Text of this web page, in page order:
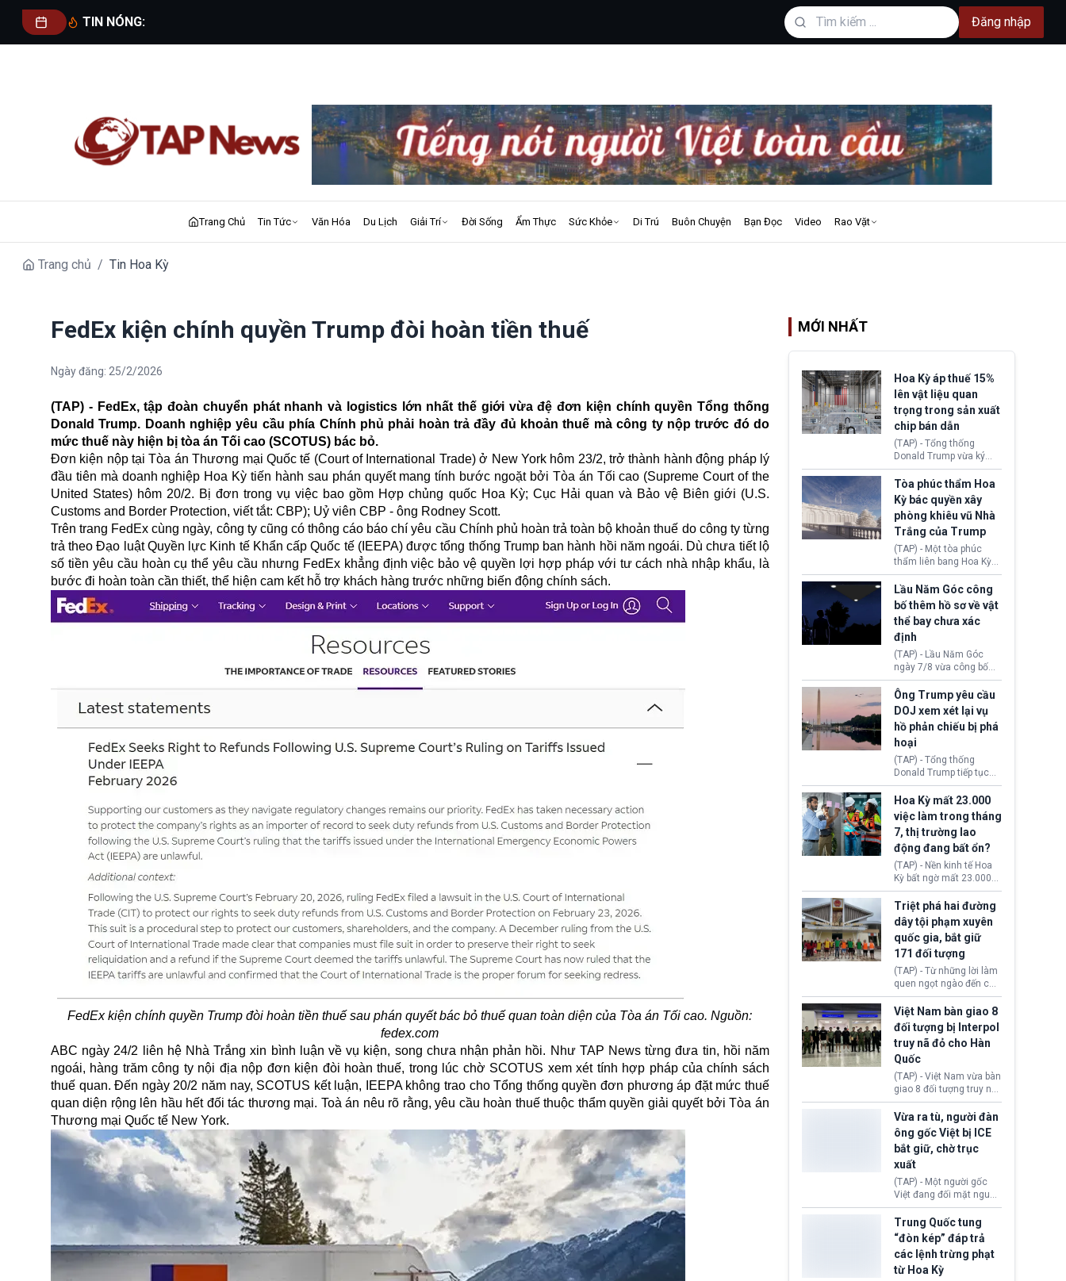
TIN NÓNG: Đăng nhập
Trang Chủ Tin Tức Văn Hóa Du Lịch Giải Trí Đời Sống Ẩm Thực Sức Khỏe Di Trú Buôn Chuyện Bạn Đọc Video Rao Vặt
Trang chủ / Tin Hoa Kỳ
FedEx kiện chính quyền Trump đòi hoàn tiền thuế
Ngày đăng: 25/2/2026
(TAP) - FedEx, tập đoàn chuyển phát nhanh và logistics lớn nhất thế giới vừa đệ đơn kiện chính quyền Tổng thống
Donald Trump. Doanh nghiệp yêu cầu phía Chính phủ phải hoàn trả đầy đủ khoản thuế mà công ty nộp trước đó do
mức thuế này hiện bị tòa án Tối cao (SCOTUS) bác bỏ.
Đơn kiện nộp tại Tòa án Thương mại Quốc tế (Court of International Trade) ở New York hôm 23/2, trở thành hành động pháp lý
đầu tiên mà doanh nghiệp Hoa Kỳ tiến hành sau phán quyết mang tính bước ngoặt bởi Tòa án Tối cao (Supreme Court of the
United States) hôm 20/2. Bị đơn trong vụ việc bao gồm Hợp chủng quốc Hoa Kỳ; Cục Hải quan và Bảo vệ Biên giới (U.S.
Customs and Border Protection, viết tắt: CBP); Uỷ viên CBP - ông Rodney Scott.
Trên trang FedEx cùng ngày, công ty cũng có thông cáo báo chí yêu cầu Chính phủ hoàn trả toàn bộ khoản thuế do công ty từng
trả theo Đạo luật Quyền lực Kinh tế Khẩn cấp Quốc tế (IEEPA) được tổng thống Trump ban hành hồi năm ngoái. Dù chưa tiết lộ
số tiền yêu cầu hoàn cụ thể yêu cầu nhưng FedEx khẳng định việc bảo vệ quyền lợi hợp pháp với tư cách nhà nhập khẩu, là
bước đi hoàn toàn cần thiết, thể hiện cam kết hỗ trợ khách hàng trước những biến động chính sách.
FedEx kiện chính quyền Trump đòi hoàn tiền thuế sau phán quyết bác bỏ thuế quan toàn diện của Tòa án Tối cao. Nguồn:
fedex.com
ABC ngày 24/2 liên hệ Nhà Trắng xin bình luận về vụ kiện, song chưa nhận phản hồi. Như TAP News từng đưa tin, hồi năm
ngoái, hàng trăm công ty nội địa nộp đơn kiện đòi hoàn thuế, trong lúc chờ SCOTUS xem xét tính hợp pháp của chính sách
thuế quan. Đến ngày 20/2 năm nay, SCOTUS kết luận, IEEPA không trao cho Tổng thống quyền đơn phương áp đặt mức thuế
quan diện rộng lên hầu hết đối tác thương mại. Toà án nêu rõ rằng, yêu cầu hoàn thuế thuộc thẩm quyền giải quyết bởi Tòa án
Thương mại Quốc tế New York.
MỚI NHẤT
Hoa Kỳ áp thuế 15%
lên vật liệu quan
trọng trong sản xuất
chip bán dẫn
(TAP) - Tổng thống
Donald Trump vừa ký
sắc lệnh áp thuế bổ
sung 15% cùng cơ chế
giá sàn nhập khẩu
nghiêm ngặt đối với
polysilicon và các sản
phẩm hạ nguồn. Quyết
định này nhằm khôi
phục chuỗi cung ứng
công nghệ, năng lượng
mặt trời nội địa trước sự
thống trị của Trung
Quốc.
Tòa phúc thẩm Hoa
Kỳ bác quyền xây
phòng khiêu vũ Nhà
Trắng của Trump
(TAP) - Một tòa phúc
thẩm liên bang Hoa Kỳ
vừa phán quyết, chính
quyền Tổng thống
Donald Trump không có
quyền tự ý xây phòng
khiêu vũ mới rộng
khoảng 90.000 feet
vuông tại khu vực Cánh
Đông Nhà Trắng.
Lầu Năm Góc công
bố thêm hồ sơ về vật
thể bay chưa xác
định
(TAP) - Lầu Năm Góc
ngày 7/8 vừa công bố
thêm 41 hồ sơ liên quan
đến UFO hay còn được
gọi là hiện tượng bất
thường chưa xác định
(UAP). Những tài liệu này
bao gồm hình ảnh,
video, báo cáo từ nhiều
cơ quan khác nhau như
Cục Điều tra Liên bang
(FBI), Cơ quan Tình báo
Trung ương (CIA) và Bộ
Ngoại giao (DOS).
Ông Trump yêu cầu
DOJ xem xét lại vụ
hồ phản chiếu bị phá
hoại
(TAP) - Tổng thống
Donald Trump tiếp tục
cho rằng, hồ phản chiếu
trước Đài tưởng niệm
Lincoln bị phá hoại. Lãnh
đạo Nhà Trắng yêu cầu
Bộ Tư pháp (DOJ) xem
xét lại quyết định hủy
truy tố những cá nhân bị
nghi ngờ làm hư hại
công trình.
Hoa Kỳ mất 23.000
việc làm trong tháng
7, thị trường lao
động đang bất ổn?
(TAP) - Nền kinh tế Hoa
Kỳ bất ngờ mất 23.000
việc làm vào tháng 7,
cho thấy thị trường lao
động có dấu hiệu suy
yếu sau thời gian duy trì
tương đối ổn định suốt
nửa năm 2026.
Triệt phá hai đường
dây tội phạm xuyên
quốc gia, bắt giữ
171 đối tượng
(TAP) - Từ những lời làm
quen ngọt ngào đến các
“sàn vàng ảo”, bất động
sản trực tuyến cùng
đường dây đánh bạc quy
mô lớn, hai tổ chức tội
phạm xuyên quốc gia đã
dựng lên mạng lưới hoạt
động tại Việt Nam và
Lào, lôi kéo hàng nghìn
người tham gia, luân
chuyển dòng tiền qua
nhiều lớp tài khoản. Sau
hơn 2 tuần phối hợp truy
xét, lực lượng chức năng
hai nước đã bắt giữ 171
Việt Nam bàn giao 8
đối tượng bị Interpol
truy nã đỏ cho Hàn
Quốc
(TAP) - Việt Nam vừa bàn
giao 8 đối tượng truy nã
đỏ Interpol cho lực lượng
chức năng Hàn Quốc.
Nhóm này bị xác định
lừa đảo 619 nạn nhân,
chiếm đoạt hơn 17,7 tỷ
KRW.
Vừa ra tù, người đàn
ông gốc Việt bị ICE
bắt giữ, chờ trục
xuất
(TAP) - Một người gốc
Việt đang đối mặt nguy
cơ bị trục xuất khỏi Hoa
Kỳ sau khi đã chấp hành
xong bản án liên quan
đến tội ác từ hơn 30
năm trước tại California.
Trung Quốc tung
“đòn kép” đáp trả
các lệnh trừng phạt
từ Hoa Kỳ